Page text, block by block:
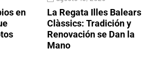
en
La Regata Illes Balears
Clàssics: Tradición y
Renovación se Dan la
Mano